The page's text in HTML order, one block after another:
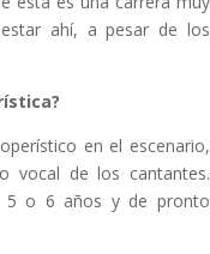
ahí, a pesar de los
en el escenario,
vocal de los cantantes.
5 o 6 años y de pronto